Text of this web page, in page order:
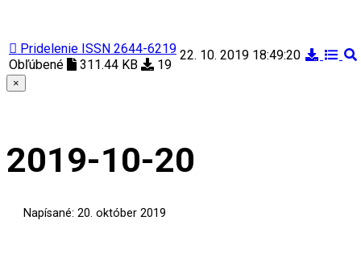
Pridelenie ISSN 2644-6219
Obľúbené
311.44 KB 19
22. 10. 2019 18:49:20
×
2019-10-20
Napísané: 20. október 2019